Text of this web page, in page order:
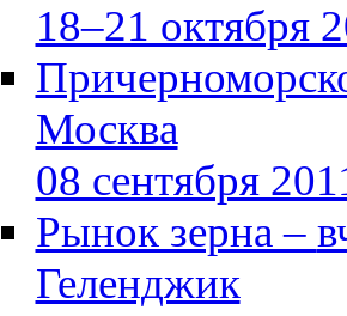
18–21 октября
Москва
08 сентября
Рынок зерна –
Геленджик